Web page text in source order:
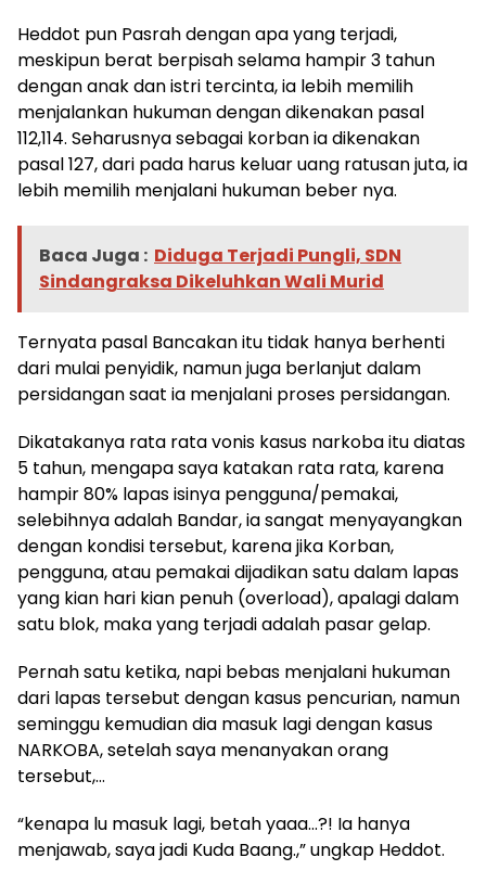
Heddot pun Pasrah dengan apa yang terjadi,
meskipun berat berpisah selama hampir 3 tahun
dengan anak dan istri tercinta, ia lebih memilih
menjalankan hukuman dengan dikenakan pasal
112,114. Seharusnya sebagai korban ia dikenakan
pasal 127, dari pada harus keluar uang ratusan juta, ia
lebih memilih menjalani hukuman beber nya.
Baca Juga : Diduga Terjadi Pungli, SDN
Sindangraksa Dikeluhkan Wali Murid
Ternyata pasal Bancakan itu tidak hanya berhenti
dari mulai penyidik, namun juga berlanjut dalam
persidangan saat ia menjalani proses persidangan.
Dikatakanya rata rata vonis kasus narkoba itu diatas
5 tahun, mengapa saya katakan rata rata, karena
hampir 80% lapas isinya pengguna/pemakai,
selebihnya adalah Bandar, ia sangat menyayangkan
dengan kondisi tersebut, karena jika Korban,
pengguna, atau pemakai dijadikan satu dalam lapas
yang kian hari kian penuh (overload), apalagi dalam
satu blok, maka yang terjadi adalah pasar gelap.
Pernah satu ketika, napi bebas menjalani hukuman
dari lapas tersebut dengan kasus pencurian, namun
seminggu kemudian dia masuk lagi dengan kasus
NARKOBA, setelah saya menanyakan orang
tersebut,…
“kenapa lu masuk lagi, betah yaaa…?! Ia hanya
menjawab, saya jadi Kuda Baang.,” ungkap Heddot.